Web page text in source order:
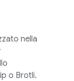
nella
o Brotli.